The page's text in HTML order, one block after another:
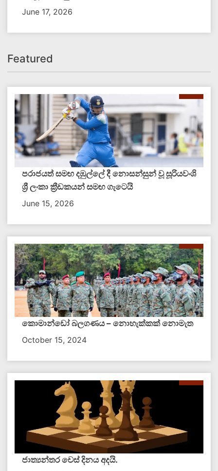
June 17, 2026
Featured
පරාජයත් සමඟ දඹුල්ලේ දී නොසන්සුන් වූ සූරියවංශි
ශ්‍රී ලංකා ක්‍රීඩකයන් සමඟ ගැටෙයි
June 15, 2026
කොමාන්ඩෝ බලගණය – නොහැක්කක් නොමැත​
October 15, 2024
ජාත්‍යන්තර චෙස් දිනය අදයි.